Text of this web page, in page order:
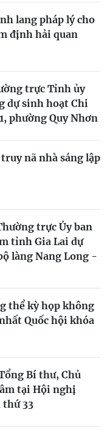
lang pháp lý cho
định hải quan
trực Tỉnh ủy
dự sinh hoạt Chi
phường Quy Nhơn
nã nhà sáng lập
trực Ủy ban
tỉnh Gia Lai dự
làng Nang Long -
thể kỳ họp không
Quốc hội khóa
Bí thư, Chủ
tại Hội nghị
thứ 33